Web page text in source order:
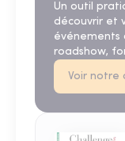
Un outil
découvrir et
événements
roadshow,
Voir notre